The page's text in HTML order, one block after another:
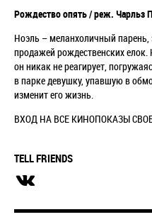
Рождество опять /реж. Чарльз
Ноэль –меланхоличный
продажей рождественских
он никак не реагирует,
в парке девушку, упавшую в
изменит его жизнь.
ВХОД НА ВСЕ КИНОПОКАЗЫ
TELL FRIENDS